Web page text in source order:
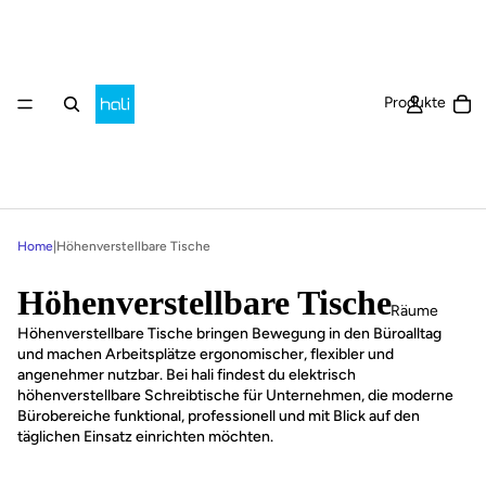
Produkte
Räume
Home Höhenverstellbare Tische
Höhenverstellbare Tische
Höhenverstellbare Tische bringen Bewegung in den Büroalltag
und machen Arbeitsplätze ergonomischer, flexibler und
angenehmer nutzbar. Bei hali findest du elektrisch
höhenverstellbare Schreibtische für Unternehmen, die moderne
Bürobereiche funktional, professionell und mit Blick auf den
täglichen Einsatz einrichten möchten.